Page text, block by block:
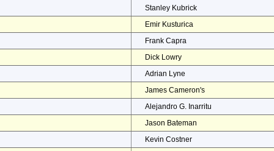
Stanley Kubrick
Emir Kusturica
Frank Capra
Dick Lowry
Adrian Lyne
James Cameron's
Alejandro G. Inarritu
Jason Bateman
Kevin Costner